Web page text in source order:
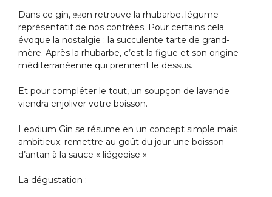
Dans ce gin, ￼on retrouve la rhubarbe, légume
représentatif de nos contrées. Pour certains cela
évoque la nostalgie : la succulente tarte de grand-
mère. Après la rhubarbe, c’est la figue et son origine
méditerranéenne qui prennent le dessus.
Et pour compléter le tout, un soupçon de lavande
viendra enjoliver votre boisson.
Leodium Gin se résume en un concept simple mais
ambitieux; remettre au goût du jour une boisson
d’antan à la sauce « liégeoise »
La dégustation :